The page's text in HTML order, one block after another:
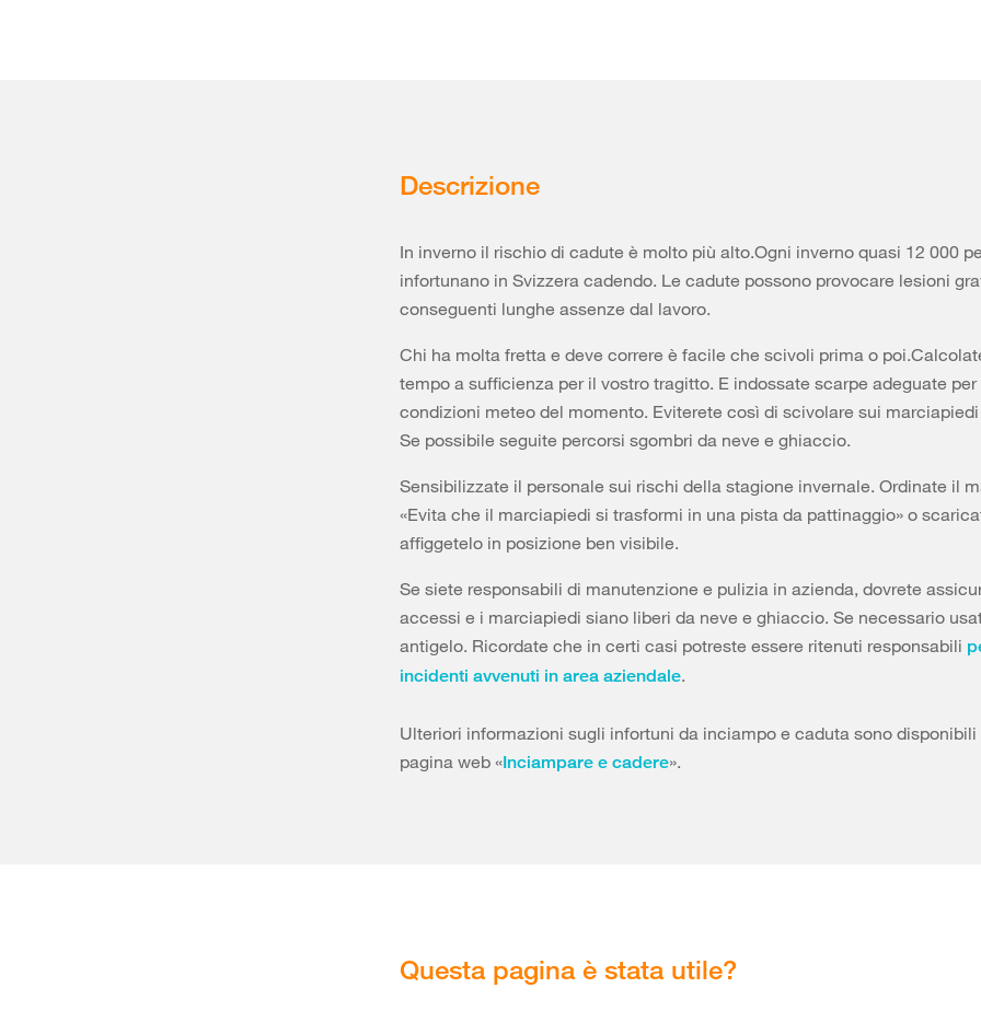
Descrizione
In inverno il rischio di cadute è molto più alto.Ogni inverno quasi 12 000
infortunano in Svizzera cadendo. Le cadute possono provocare lesioni
conseguenti lunghe assenze dal lavoro.
Chi ha molta fretta e deve correre è facile che scivoli prima o
tempo a sufficienza per il vostro tragitto. E indossate scarpe adeguate per
condizioni meteo del momento. Eviterete così di scivolare sui
Se possibile seguite percorsi sgombri da neve e ghiaccio.
Sensibilizzate il personale sui rischi della stagione invernale. Ordinate il
«Evita che il marciapiedi si trasformi in una pista da pattinaggio» o
affiggetelo in posizione ben visibile.
Se siete responsabili di manutenzione e pulizia in azienda, dovrete
accessi e i marciapiedi siano liberi da neve e ghiaccio. Se necessario
antigelo. Ricordate che in certi casi potreste essere ritenuti responsabili
incidenti avvenuti in area aziendale.
Ulteriori informazioni sugli infortuni da inciampo e caduta sono
pagina web «Inciampare e cadere».
Questa pagina è stata utile?